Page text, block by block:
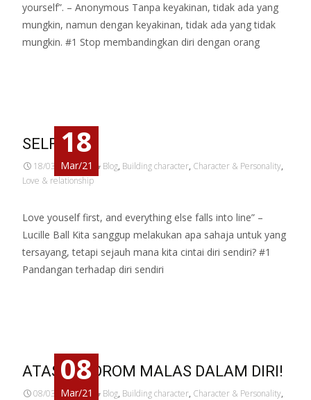
yourself”. – Anonymous Tanpa keyakinan, tidak ada yang
mungkin, namun dengan keyakinan, tidak ada yang tidak
mungkin. #1 Stop membandingkan diri dengan orang
18
Mar/21
SELF-LOVE
18/03/2021 Blog, Building character, Character & Personality,
Love & relationship
Love youself first, and everything else falls into line” –
Lucille Ball Kita sanggup melakukan apa sahaja untuk yang
tersayang, tetapi sejauh mana kita cintai diri sendiri? #1
Pandangan terhadap diri sendiri
08
Mar/21
ATASI SINDROM MALAS DALAM DIRI!
08/03/2021 Blog, Building character, Character & Personality,